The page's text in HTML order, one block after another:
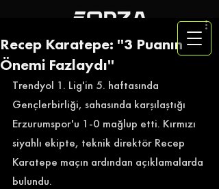
Recep Karatepe: ''3 Puanın
Önemi Fazlaydı''
Trendyol 1. Lig'in 5. haftasında
Gençlerbirliği, sahasında karşılaştığı
Erzurumspor'u 1-0 mağlup etti. Kırmızı
siyahlı ekipte, teknik direktör Recep
Karatepe maçın ardından açıklamalarda
bulundu.